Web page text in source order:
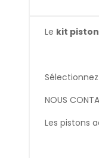
Le kit
NOUS
Les pistons